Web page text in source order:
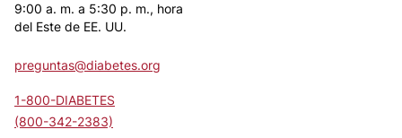
9:00 a. m. a 5:30 p. m., hora
del Este de EE. UU.
preguntas@diabetes.org
1-800-DIABETES
(800-342-2383)